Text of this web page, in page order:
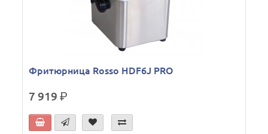
Фритюрница Rosso HDF6J PRO
7 919р.